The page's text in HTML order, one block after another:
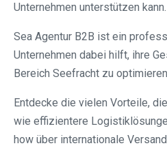
Unternehmen unterstützen kann.
Sea Agentur B2B ist ein
Unternehmen dabei hilft, ihre
Bereich Seefracht zu
Entdecke die vielen Vorteile,
wie effizientere
how über internationale